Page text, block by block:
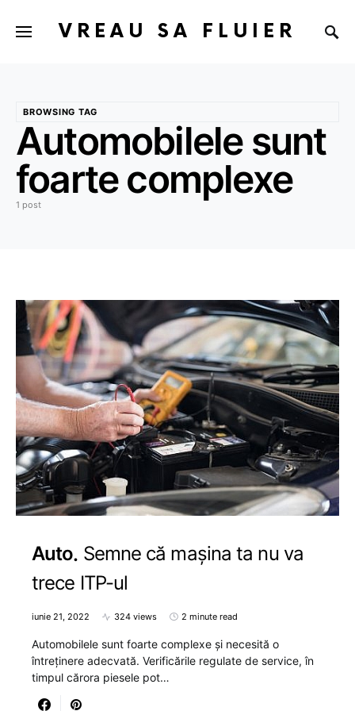
VREAU SA FLUIER
BROWSING TAG
Automobilele sunt
foarte complexe
1 post
Auto Semne că mașina ta nu va
trece ITP-ul
iunie 21, 2022 324 views 2 minute read
Automobilele sunt foarte complexe și necesită o
întreținere adecvată. Verificările regulate de service, în
timpul cărora piesele pot…